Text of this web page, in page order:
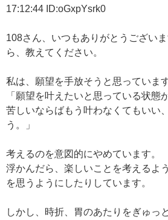
17:12:44 ID:oGxpYsrk0
108さん、いつもありがとうござい
ら、教えてください。
私は、願望を手放そうと思っています
「願望を叶えたいと思っている状態
苦しいならばもう叶わなくてもいい
う。」
考えるのを意図的にやめています。
浮かんだら、楽しいことを考えるよ
を思うようにしたりしています。
しかし、時折、胃のあたりをぎゅっ